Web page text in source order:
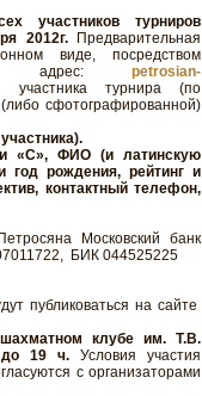
участников турниров
2012г.Предварительная
виде, посредством
адрес: petrosian-
участника турнира (по
сфотографированной)
«С», ФИО (и латинскую
год рождения, рейтинг и
контактный телефон,
Московский банк
БИК 044525225
публиковаться на сайте
клубе им. Т.В.
до 19 ч.Условия участия
с организаторами